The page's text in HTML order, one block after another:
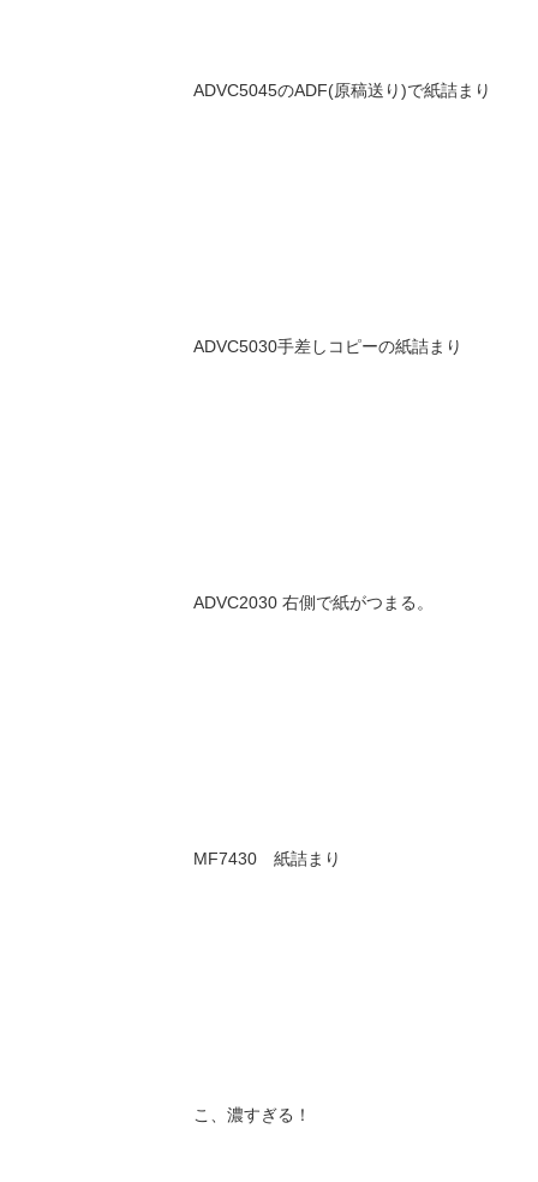
ADVC5045のADF(原稿送り)で紙詰まり
ADVC5030手差しコピーの紙詰まり
ADVC2030 右側で紙がつまる。
MF7430 紙詰まり
こ、濃すぎる！